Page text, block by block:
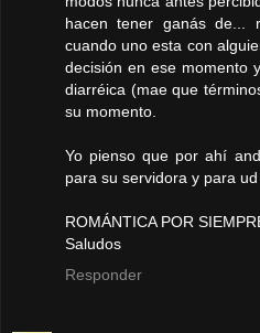
hacen tener ganás de...
cuando uno esta con
decisión en ese momento
diarréica (mae que
su momento.
Yo pienso que por ahí
para su servidora y para ud
ROMÁNTICA POR
Saludos
Responder